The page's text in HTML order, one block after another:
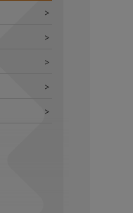
>
>
>
>
>